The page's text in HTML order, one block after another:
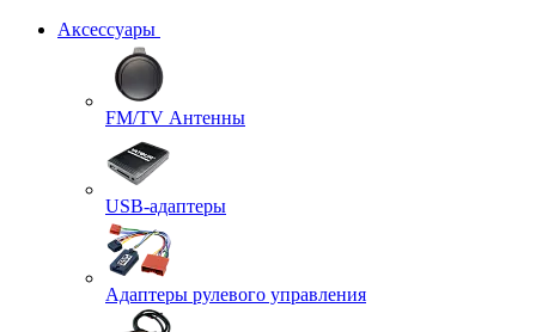
Аксессуары
FM/TV Антенны
USB-адаптеры
Адаптеры рулевого управления